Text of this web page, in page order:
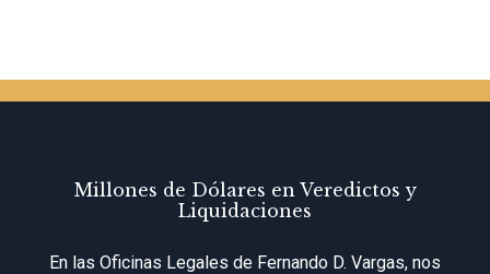
Millones de Dólares en Veredictos y
Liquidaciones
En las Oficinas Legales de Fernando D. Vargas, nos